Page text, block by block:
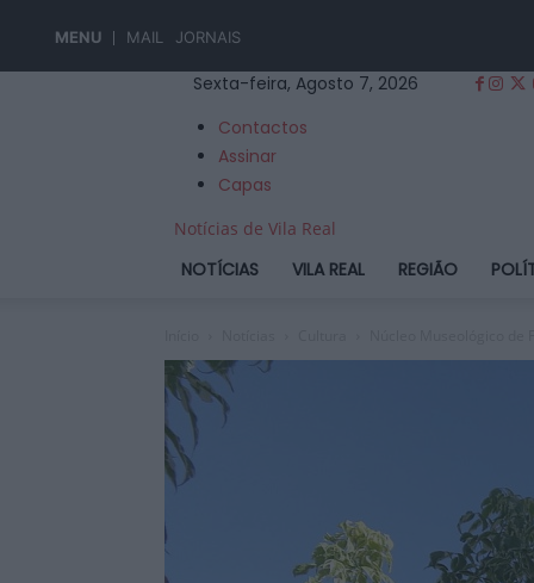
MENU MAIL JORNAIS
Sexta-feira, Agosto 7, 2026
Contactos
Assinar
Capas
Notícias de Vila Real
NOTÍCIAS VILA REAL REGIÃO